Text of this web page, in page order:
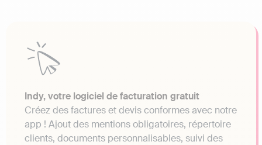
Indy, votre logiciel de facturation gratuit
Créez des factures et devis conformes avec notre
app ! Ajout des mentions obligatoires, répertoire
clients, documents personnalisables, suivi des